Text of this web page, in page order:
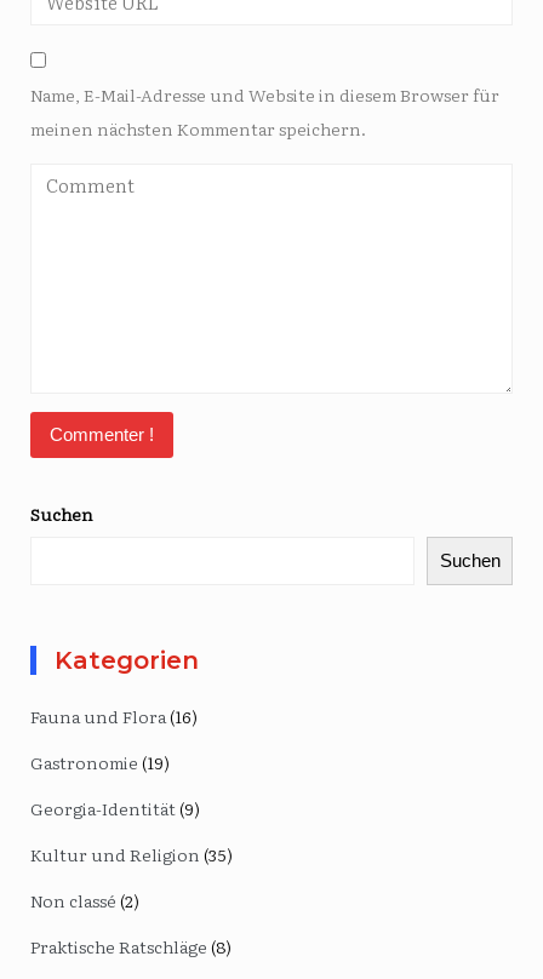
Name, E-Mail-Adresse und Website in diesem Browser für
meinen nächsten Kommentar speichern.
Suchen
Suchen
Kategorien
Fauna und Flora(16)
Gastronomie (19)
Georgia-Identität(9)
Kultur und Religion (35)
Non classé (2)
Praktische Ratschläge (8)